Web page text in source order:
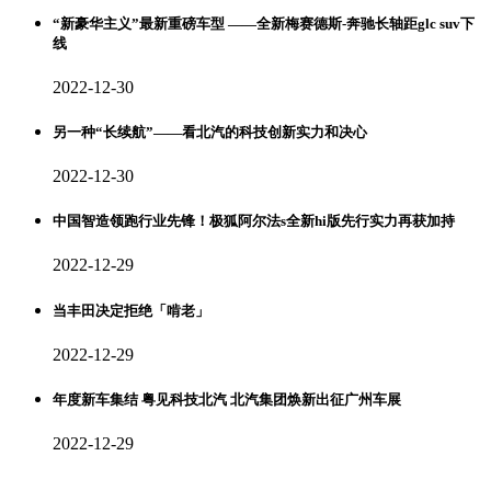
“新豪华主义”最新重磅车型 ——全新梅赛德斯-奔驰长轴距glc suv下
线
2022-12-30
另一种“长续航”——看北汽的科技创新实力和决心
2022-12-30
中国智造领跑行业先锋！极狐阿尔法s全新hi版先行实力再获加持
2022-12-29
当丰田决定拒绝「啃老」
2022-12-29
年度新车集结 粤见科技北汽 北汽集团焕新出征广州车展
2022-12-29